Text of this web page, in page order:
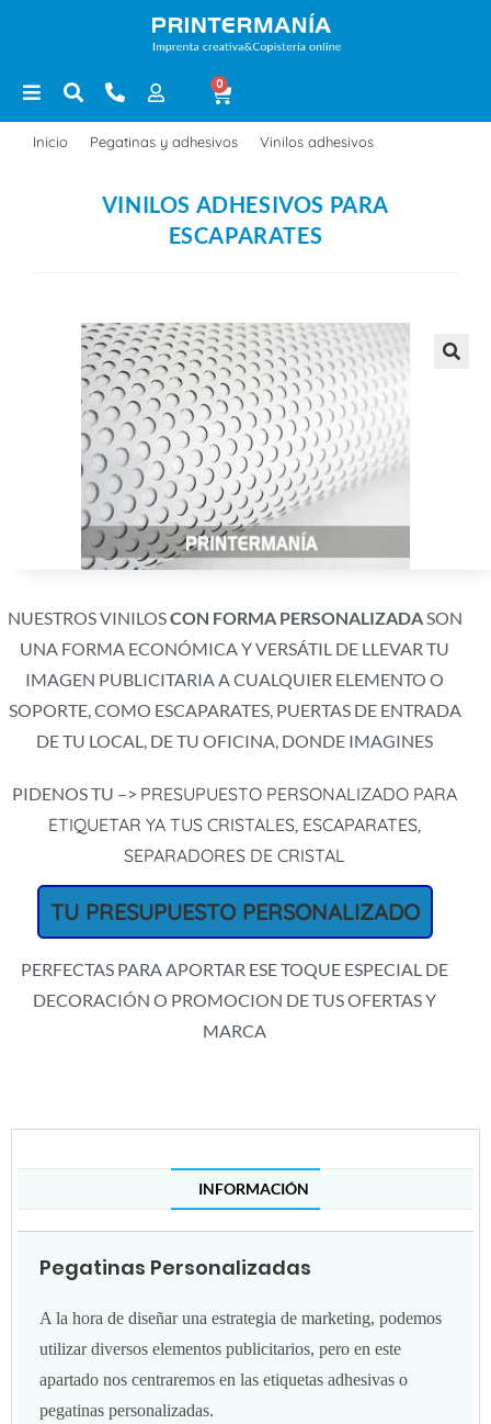
0
Inicio Pegatinas y adhesivos Vinilos adhesivos
VINILOS ADHESIVOS PARA
ESCAPARATES
NUESTROS VINILOSCON FORMA PERSONALIZADASON
UNA FORMA ECONÓMICA Y VERSÁTIL DE LLEVAR TU
IMAGEN PUBLICITARIA A CUALQUIER ELEMENTO O
SOPORTE, COMO ESCAPARATES, PUERTAS DE ENTRADA
DE TU LOCAL, DE TU OFICINA, DONDE IMAGINES
PIDENOS TU –> PRESUPUESTO PERSONALIZADO PARA
ETIQUETAR YA TUS CRISTALES, ESCAPARATES,
SEPARADORES DE CRISTAL
TU PRESUPUESTO PERSONALIZADO
PERFECTAS PARA APORTAR ESE TOQUE ESPECIAL DE
DECORACIÓN O PROMOCION DE TUS OFERTAS Y
MARCA
INFORMACIÓN
Pegatinas Personalizadas
A la hora de diseñar una estrategia de marketing, podemos
utilizar diversos elementos publicitarios, pero en este
apartado nos centraremos en las etiquetas adhesivas o
pegatinas personalizadas.